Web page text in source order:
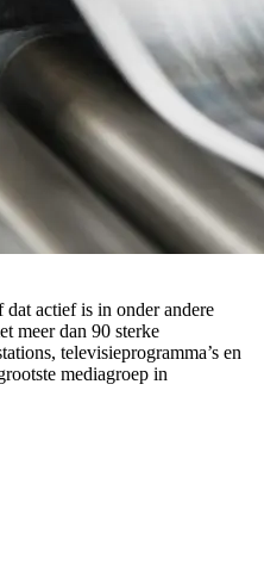
actief is in onder andere
meer dan 90 sterke
televisieprogramma’s en
mediagroep in